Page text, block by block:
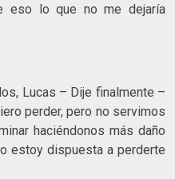
eso lo que no me dejaría
Lucas – Dije finalmente –
perder, pero no servimos
haciéndonos más daño
estoy dispuesta a perderte